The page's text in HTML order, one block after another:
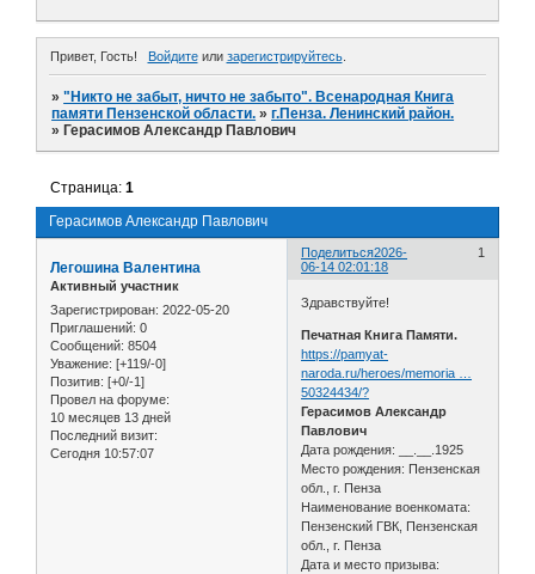
Привет, Гость! Войдитеили зарегистрируйтесь.
»"Никто не забыт, ничто не забыто". Всенародная Книга
памяти Пензенской области. »г.Пенза. Ленинский район.
» Герасимов Александр Павлович
Герасимов Александр Павлович
Страница:1
Поделиться 1
2026-
06-14 02:01:18
Легошина Валентина
Активный участник
Зарегистрирован: 2022-05-20
Приглашений: 0
Сообщений: 8504
Уважение: [+119/-0]
Позитив: [+0/-1]
Провел на форуме:
10 месяцев 13 дней
Последний визит:
Сегодня 10:57:07
Здравствуйте!
Печатная Книга Памяти.
https://pamyat-
naroda.ru/heroes/memoria …
50324434/?
Герасимов Александр
Павлович
Дата рождения: __.__.1925
Место рождения: Пензенская
обл., г. Пенза
Наименование военкомата:
Пензенский ГВК, Пензенская
обл., г. Пенза
Дата и место призыва: